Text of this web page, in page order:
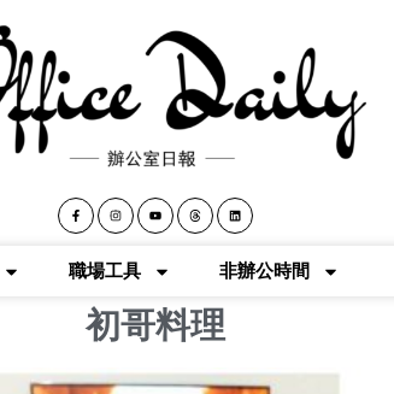
職場工具 非辦公時間
初哥料理